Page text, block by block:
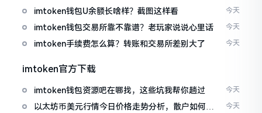
imtoken钱包U余额长啥样？截图这样看 今天
imtoken钱包交易所靠不靠谱？老玩家说说心里话 今天
imtoken手续费怎么算？转账和交易所差别大了 今天
imtoken官方下载
imtoken钱包资源吧在哪找，这些坑我帮你趟过 今天
以太坊币美元行情今日价格走势分析，散户如何避
今天